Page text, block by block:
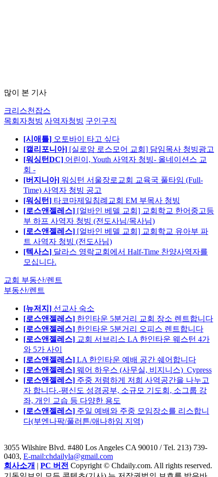
많이 본 기사
크리스천잡스
목회자청빙 사역자청빙 구인구직
[시애틀] 오토바이 타고 싶다
[캘리포니아] [실로암 로스모어 교회] 담임목사 청빙광고
[워싱턴DC] 어린이, Youth 사역자 청빙- 올네이션스 교
회 -
[버지니아] 워싱턴 서울장로교회 교육국 풀타임 (Full-
Time) 사역자 청빙 공고
[워싱턴] 타코마제일침례교회 EM 부목사 청빙
[로스앤젤레스] [얼바인 베델 교회] 교회학교 한어중고등
부 하프 사역자 청빙 (전도사님/목사님)
[로스앤젤레스] [얼바인 베델 교회] 교회학교 유아부 파
트 사역자 청빙 (전도사님)
[텍사스] 달라스 영락교회에서 Half-Time 찬양사역자를
모십니다.
교회 부동산/렌트
부동산/렌트
[뉴저지] 선교사 숙소
[로스앤젤레스] 한인타운 5분거리 교회 장소 렌트합니다
[로스앤젤레스] 한인타운 5분거리 오피스 렌트합니다
[로스앤젤레스] 교회 서브리스 LA 한인타운 웨스턴 4가
와 5가 사이
[로스앤젤레스] LA 한인타운 예배 공간 쉐어합니다
[로스앤젤레스] 웨어 하우스 (사무실, 비지니스)_Cypress
[로스앤젤레스] 주중 저렴하게 저희 사역공간을 나누고
자 합니다.-평신도 성경공부, 소규모 기도회, 소그룹 강
좌, 개인 교습 등 다양한 용도
[로스앤젤레스] 주일 예배와 주중 모임장소를 리스합니
다(부엔나팍/풀러튼/애나하임 지역)
3055 Wilshire Blvd. #480 Los Angeles CA 90010 / Tel. 213) 739-
0403, E-mail:chdailyla@gmail.com
회사소개 | PC 버전 Copyright © Chdaily.com. All rights reserved.